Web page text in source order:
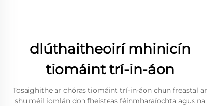
dlúthaitheoirí mhinicín
tiomáint trí-in-áon
Tosaighithe ar chóras tiomáint trí-in-áon chun freastal ar
shuiméil iomlán don fheisteas féinmharaíochta agus na